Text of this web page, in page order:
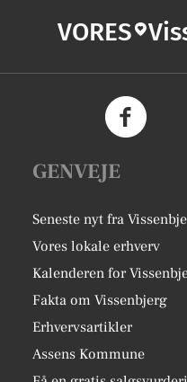
VORES
GENVEJE
Seneste nyt fra
Vores lokale erhverv
Kalenderen for
Fakta om Vissenbjerg
Erhvervsartikler
Assens Kommune